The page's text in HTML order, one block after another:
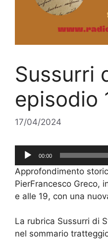
Sussurri
episodio
17/04/2024
Audio
Player
00:00
Approfondimento
PierFrancesco Greco,
e alle 19, con una
La rubrica Sussurri di
nel sommario